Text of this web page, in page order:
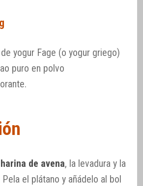
yogur Fage (o yogur griego)
puro en polvo
harina de avena, la levadura y la
el plátano y añádelo al bol